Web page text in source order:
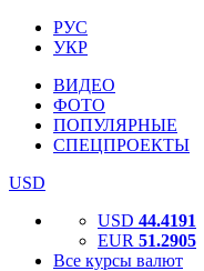
РУС
УКР
ВИДЕО
ФОТО
ПОПУЛЯРНЫЕ
СПЕЦПРОЕКТЫ
USD
USD 44.4191
EUR 51.2905
Все курсы валют